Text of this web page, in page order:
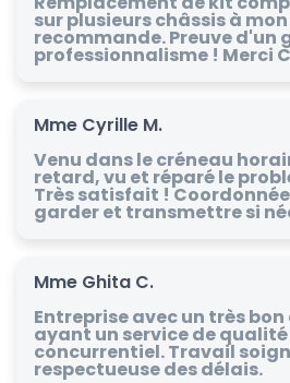
sur plusieurs châssis à
recommande. Preuve d'un
professionnalisme ! Merci
Mme Cyrille M.
Venu dans le créneau
retard, vu et réparé le
Très satisfait !
garder et transmettre si
Mme Ghita C.
Entreprise avec un très
ayant un service de
concurrentiel. Travail
respectueuse des délais.